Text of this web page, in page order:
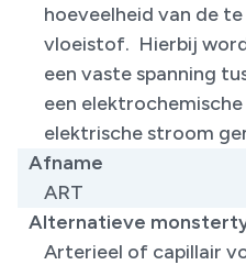
hoeveelheid van de
vloeistof. Hierbij
een vaste spanning
een
elektrische stroom
Afname
ART
Alternatieve
Arterieel of capillair